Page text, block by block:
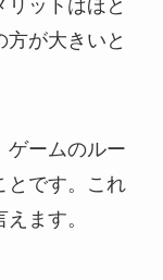
ットはほと
が大きいと
ゲームのルー
とです。これ
ます。